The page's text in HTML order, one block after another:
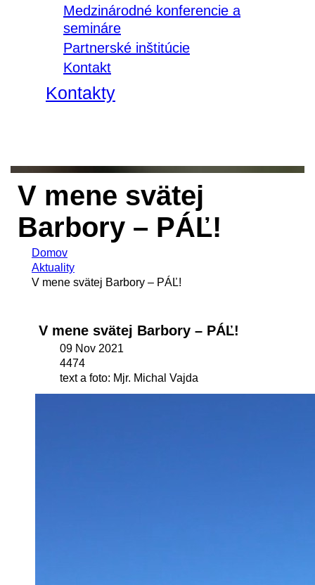
Medzinárodné konferencie a
semináre
Partnerské inštitúcie
Kontakt
Kontakty
V mene svätej
Barbory – PÁĽ!
Domov
Aktuality
V mene svätej Barbory – PÁĽ!
V mene svätej Barbory – PÁĽ!
09 Nov 2021
4474
text a foto: Mjr. Michal Vajda